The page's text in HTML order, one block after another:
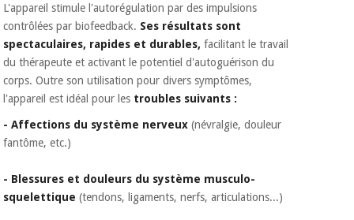
L'appareil stimule l'autorégulation par des impulsions
contrôlées par biofeedback. Ses résultats sont
spectaculaires, rapides et durables, facilitant le travail
du thérapeute et activant le potentiel d'autoguérison du
corps. Outre son utilisation pour divers symptômes,
l'appareil est idéal pour les troubles suivants :
- Affections du système nerveux (névralgie, douleur
fantôme, etc.)
- Blessures et douleurs du système musculo-
squelettique (tendons, ligaments, nerfs, articulations...)